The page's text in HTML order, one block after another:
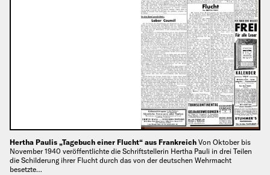
Hertha Paulis „Tagebuch einer Flucht“ aus Frankreich Von Oktober bis
November 1940 veröffentlichte die Schriftstellerin Hertha Pauli in drei Teilen
die Schilderung ihrer Flucht durch das von der deutschen Wehrmacht
besetzte…